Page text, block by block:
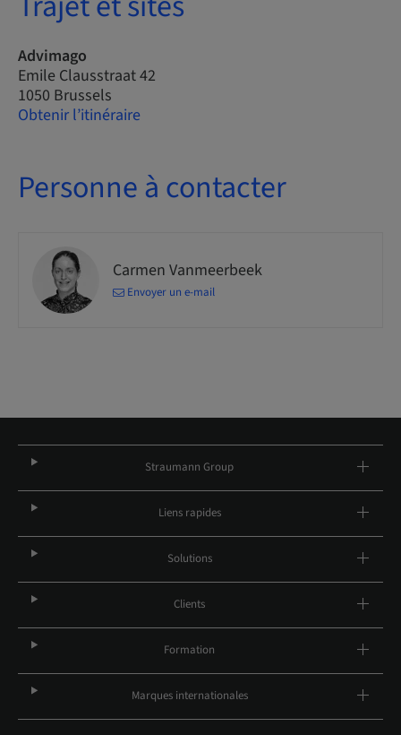
Advimago
Emile Clausstraat 42
1050 Brussels
Obtenir l’itinéraire
Personne à contacter
Carmen Vanmeerbeek
Envoyer un e-mail
Straumann Group
Liens rapides
Solutions
Clients
Formation
Marques internationales